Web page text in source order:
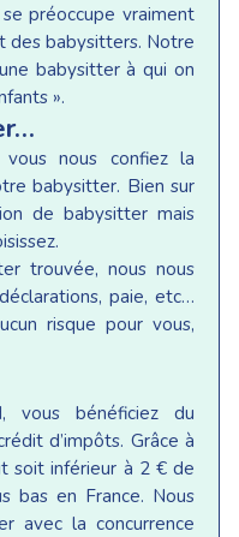
préoccupe vraiment
des babysitters. Notre
babysitter à qui on
».
vous nous confiez la
babysitter. Bien sur
de babysitter mais
trouvée, nous nous
paie, etc…
risque pour vous,
vous bénéficiez du
d’impôts. Grâce à
soit inférieur à 2 € de
bas en France. Nous
avec la concurrence